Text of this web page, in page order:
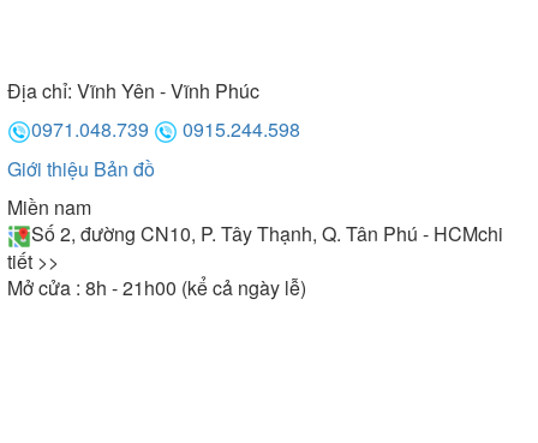
Địa chỉ: Vĩnh Yên - Vĩnh Phúc
0971.048.739
0915.244.598
Giới thiệu Bản đồ
Miền nam
Số 2, đường CN10, P. Tây Thạnh, Q. Tân Phú - HCMchi
tiết >>
Mở cửa : 8h - 21h00 (kể cả ngày lễ)